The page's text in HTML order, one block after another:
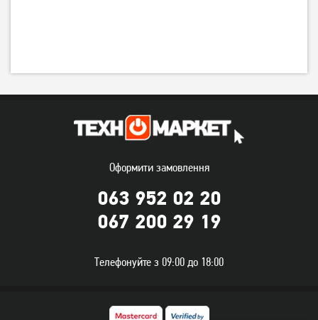
Оформити замовлення
063 952 02 20
067 200 29 19
Телефонуйте з 09:00 до 18:00